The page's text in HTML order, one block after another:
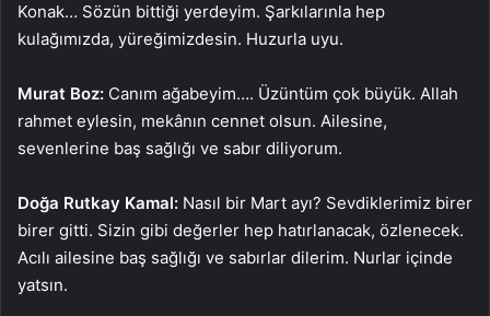
Konak… Sözün bittiği yerdeyim. Şarkılarınla hep
kulağımızda, yüreğimizdesin. Huzurla uyu.
Murat Boz: Canım ağabeyim…. Üzüntüm çok büyük. Allah
rahmet eylesin, mekânın cennet olsun. Ailesine,
sevenlerine baş sağlığı ve sabır diliyorum.
Doğa Rutkay Kamal: Nasıl bir Mart ayı? Sevdiklerimiz birer
birer gitti. Sizin gibi değerler hep hatırlanacak, özlenecek.
Acılı ailesine baş sağlığı ve sabırlar dilerim. Nurlar içinde
yatsın.